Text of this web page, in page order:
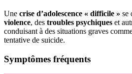
Une crise d’adolescence « difficile » se
violence, des troubles psychiques et
conduisant à des situations graves
tentative de suicide.
Symptômes fréquents